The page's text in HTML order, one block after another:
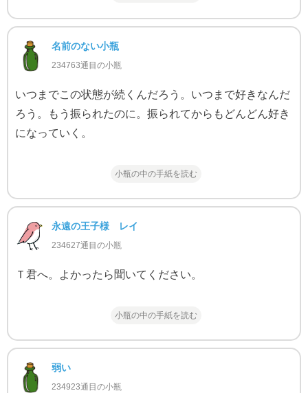
名前のない小瓶
234763通目の小瓶
いつまでこの状態が続くんだろう。いつまで好きなんだ
ろう。もう振られたのに。振られてからもどんどん好き
になっていく。
小瓶の中の手紙を読む
永遠の王子様 レイ
234627通目の小瓶
Ｔ君へ。よかったら聞いてください。
小瓶の中の手紙を読む
弱い
234923通目の小瓶